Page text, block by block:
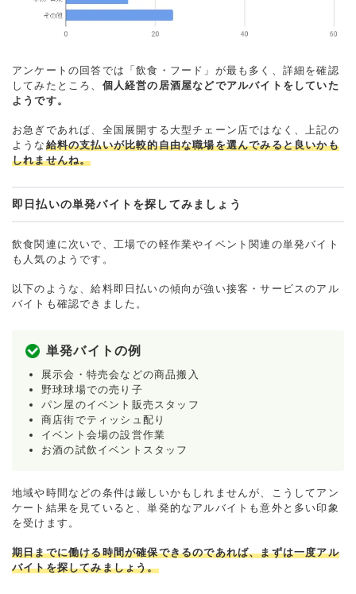
アンケートの回答では「飲食・フード」が最も多く、詳細を確認
してみたところ、 個人経営の居酒屋などでアルバイトをしていた
ようです。
お急ぎであれば、全国展開する大型チェーン店ではなく、上記の
ような 給料の支払いが比較的自由な職場を選んでみると良いかも
しれませんね。
即日払いの単発バイトを探してみましょう
飲食関連に次いで、工場での軽作業やイベント関連の単発バイト
も人気のようです。
以下のような、給料即日払いの傾向が強い接客・サービスのアル
バイトも確認できました。
単発バイトの例
展示会・特売会などの商品搬入
野球球場での売り子
パン屋のイベント販売スタッフ
商店街でティッシュ配り
イベント会場の設営作業
お酒の試飲イベントスタッフ
地域や時間などの条件は厳しいかもしれませんが、こうしてアン
ケート結果を見ていると、単発的なアルバイトも意外と多い印象
を受けます。
期日までに働ける時間が確保できるのであれば、まずは一度アル
バイトを探してみましょう。